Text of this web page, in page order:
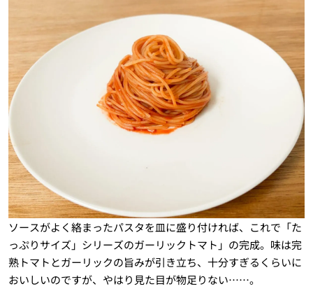
ソースがよく絡まったパスタを皿に盛り付ければ、これで「た
っぷりサイズ」シリーズのガーリックトマト」の完成。味は完
熟トマトとガーリックの旨みが引き立ち、十分すぎるくらいに
おいしいのですが、やはり見た目が物足りない……。